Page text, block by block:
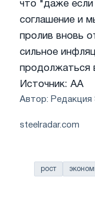
что "даже
соглашение и
пролив вновь
сильное
продолжаться
Источник: AA
Автор: Редакция
steelradar.com
рост